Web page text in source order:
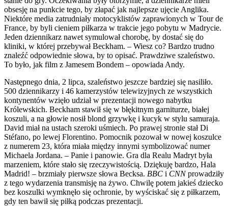
obsesję na punkcie tego, by złapać jak najlepsze ujęcie Anglika.
Niektóre media zatrudniały motocyklistów zaprawionych w Tour de
France, by byli cieniem piłkarza w trakcie jego pobytu w Madrycie.
Jeden dziennikarz nawet symulował chorobę, by dostać się do
kliniki, w której przebywał Beckham. – Wiesz co? Bardzo trudno
znaleźć odpowiednie słowa, by to opisać. Prawdziwe szaleństwo.
To było, jak film z Jamesem Bondem – opowiada Andy.
Następnego dnia, 2 lipca, szaleństwo jeszcze bardziej się nasiliło.
500 dziennikarzy i 46 kamerzystów telewizyjnych ze wszystkich
kontynentów wzięło udział w prezentacji nowego nabytku
Królewskich. Beckham stawił się w błękitnym garniturze, białej
koszuli, a na głowie nosił blond grzywkę i kucyk w stylu samuraja.
David miał na ustach szeroki uśmiech. Po prawej stronie stał Di
Stéfano, po lewej Florentino. Pomocnik pozował w nowej koszulce
z numerem 23, która miała między innymi symbolizować numer
Michaela Jordana. – Panie i panowie. Gra dla Realu Madryt była
marzeniem, które stało się rzeczywistością. Dziękuję bardzo, Hala
Madrid! – brzmiały pierwsze słowa Becksa. BBC i CNNprowadziły
z tego wydarzenia transmisję na żywo. Chwilę potem jakieś dziecko
bez koszulki wymknęło się ochronie, by wyściskać się z piłkarzem,
gdy ten bawił się piłką podczas prezentacji.